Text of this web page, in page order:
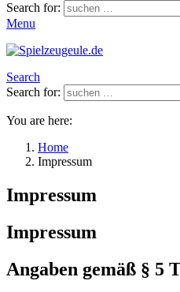
Search for:
Menu
Search
Search for:
You are here:
Home
Impressum
Impressum
Impressum
Angaben gemäß § 5